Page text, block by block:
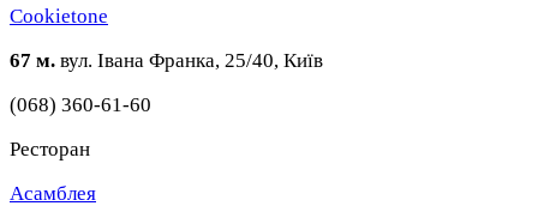
Cookietone
67 м. вул. Івана Франка, 25/40, Київ
(068) 360-61-60
Ресторан
Асамблея